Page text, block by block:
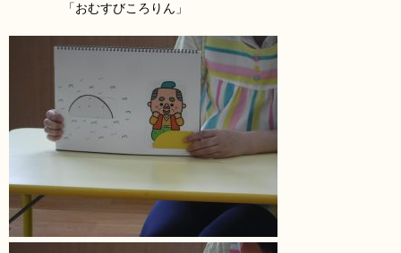
「おむすびころりん」